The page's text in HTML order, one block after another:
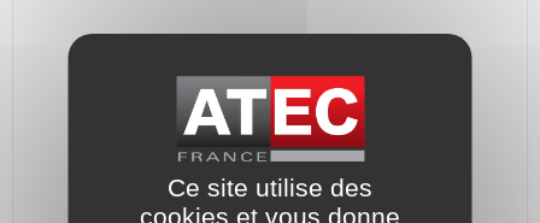
Ce site utilise des
cookies et vous donne